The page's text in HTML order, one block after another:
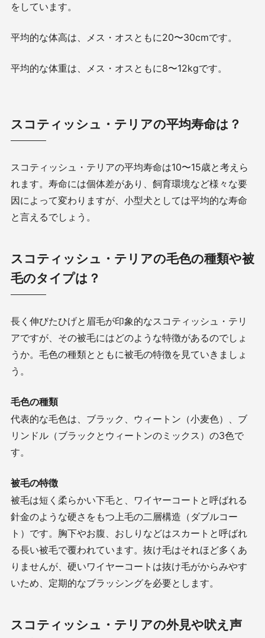
をしています。
平均的な体高は、メス・オスともに20〜30cmです。
平均的な体重は、メス・オスともに8〜12kgです。
スコティッシュ・テリアの平均寿命は？
スコティッシュ・テリアの平均寿命は10〜15歳と考えら
れます。寿命には個体差があり、飼育環境など様々な要
因によって変わりますが、小型犬としては平均的な寿命
と言えるでしょう。
スコティッシュ・テリアの毛色の種類や被
毛のタイプは？
長く伸びたひげと眉毛が印象的なスコティッシュ・テリ
アですが、その被毛にはどのような特徴があるのでしょ
うか。毛色の種類とともに被毛の特徴を見ていきましょ
う。
毛色の種類
代表的な毛色は、ブラック、ウィートン（小麦色）、ブ
リンドル（ブラックとウィートンのミックス）の3色で
す。
被毛の特徴
被毛は短く柔らかい下毛と、ワイヤーコートと呼ばれる
針金のような硬さをもつ上毛の二層構造（ダブルコー
ト）です。胸下やお腹、おしりなどはスカートと呼ばれ
る長い被毛で覆われています。抜け毛はそれほど多くあ
りませんが、硬いワイヤーコートは抜け毛がからみやす
いため、定期的なブラッシングを必要とします。
スコティッシュ・テリアの外見や吠え声